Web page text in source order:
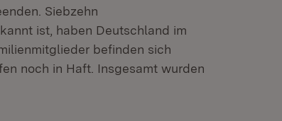
Siebzehn
ist, haben Deutschland im
befinden sich
noch in Haft. Insgesamt wurden